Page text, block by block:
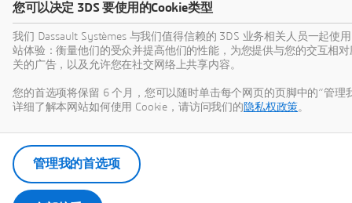
您可以决定 3DS 要使用的Cookie类型
我们 Dassault Systèmes 与我们值得信赖的 3DS 业务相关人员一起使
站体验：衡量他们的受众并提高他们的性能，为您提供与您的交互相
关的广告，以及允许您在社交网络上共享内容。
您的首选项将保留 6 个月，您可以随时单击每个网页的页脚中的“管理
详细了解本网站如何使用 Cookie，请访问我们的 隐私权政策。
管理我的首选项